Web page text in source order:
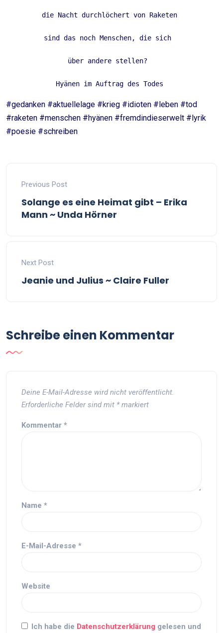
die Nacht durchlöchert von Raketen
sind das noch Menschen, die sich
über andere stellen?
Hyänen im Auftrag des Todes
#gedanken #aktuellelage #krieg #idioten #leben #tod
#raketen #menschen #hyänen #fremdindieserwelt #lyrik
#poesie #schreiben
Previous Post
Solange es eine Heimat gibt – Erika
Mann ~ Unda Hörner
Next Post
Jeanie und Julius ~ Claire Fuller
Schreibe einen Kommentar
Deine E-Mail-Adresse wird nicht veröffentlicht.
Erforderliche Felder sind mit *markiert
Kommentar *
Name *
E-Mail-Adresse *
Website
Ich habe die Datenschutzerklärung gelesen und